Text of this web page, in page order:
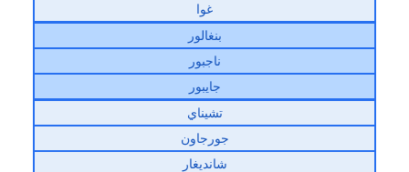
غوا
بنغالور
ناجبور
جايبور
تشيناي
جورجاون
شانديغار